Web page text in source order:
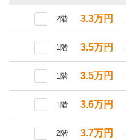
2階 3.3万円
1階 3.5万円
1階 3.5万円
1階 3.6万円
2階 3.7万円